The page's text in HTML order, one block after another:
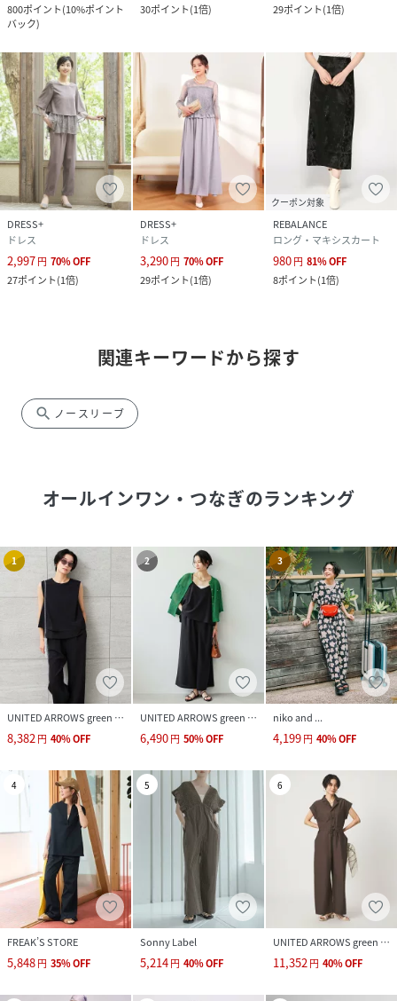
800ポイント(10%ポイント
バック)
30ポイント(1倍)
29ポイント(1倍)
DRESS+
ドレス
2,997円 70%OFF
27ポイント(1倍)
DRESS+
ドレス
3,290円 70%OFF
29ポイント(1倍)
クーポン対象
REBALANCE
ロング・マキシスカート
980円 81%OFF
8ポイント(1倍)
関連キーワードから探す
search ノースリーブ
オールインワン・つなぎのランキング
1
UNITED ARROWS green label relaxing
8,382円 40%OFF
2
UNITED ARROWS green label relaxing
6,490円 50%OFF
3
niko and ...
4,199円 40%OFF
4
FREAK’S STORE
5,848円 35%OFF
5
Sonny Label
5,214円 40%OFF
6
UNITED ARROWS green label relaxing
11,352円 40%OFF